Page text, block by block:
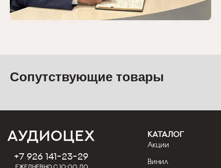
Сопутствующие товары
+7 926 141-23-29
КАТАЛОГ
Акции
Винил